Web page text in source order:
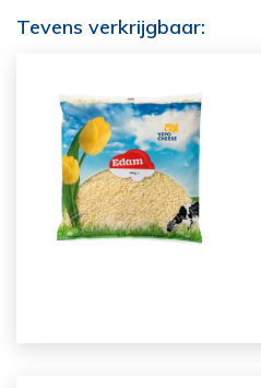
Tevens verkrijgbaar: